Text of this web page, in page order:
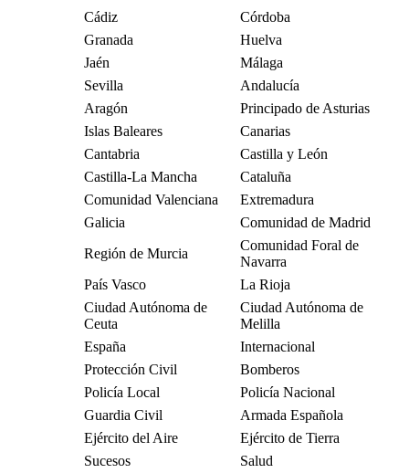
Cádiz
Córdoba
Granada
Huelva
Jaén
Málaga
Sevilla
Andalucía
Aragón
Principado de Asturias
Islas Baleares
Canarias
Cantabria
Castilla y León
Castilla-La Mancha
Cataluña
Comunidad Valenciana
Extremadura
Galicia
Comunidad de Madrid
Región de Murcia
Comunidad Foral de
Navarra
País Vasco
La Rioja
Ciudad Autónoma de
Ceuta
Ciudad Autónoma de
Melilla
España
Internacional
Protección Civil
Bomberos
Policía Local
Policía Nacional
Guardia Civil
Armada Española
Ejército del Aire
Ejército de Tierra
Sucesos
Salud